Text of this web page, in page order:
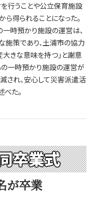
行うことや公立保育施設
得られることになった。
時預かり施設の運営は、
策であり、土浦市の協力
きな意味を持つ」と謝意
の一時預かり施設の運営が
され、安心して災害派遣活
た。
卒業式
が卒業